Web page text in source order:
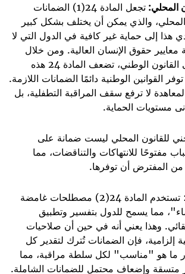
المحلي:
تجعل المادة 24(1) الضمانات
والذي يمكن أن يختلف بشكل كبير
هذا إلى حماية غير كافية في الدول التي لا
معايير حقوق الإنسان العالية. ومن خلال
تأجيل الضمانات إلى القانون الوطني، تضعف المادة 24 هذه
القوانين الوطنية دائمًا الضمانات اللازمة.
لا ترفع سقف المراقبة التطفلية، بل
مستويات الحماية.
للقانون المحلي ليست ضمانة على
مفتوحًا للانتهاكات والتناقضات، مما
من المفترض أن توفرها.
: تستخدم المادة 24(2) مصطلحات غامضة
مما يسمح للدول بتفسير وتطبيق
وهذا يعني أنه في حين أن صلاحيات
إلزامية، فإن الضمانات تُترك لتقدير كل
ما هو "مناسب" لكل سلطة مراقبة، مما
متسقة وإضعاف محتمل للضمانات الشاملة.